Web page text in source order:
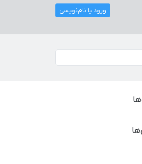
ورود یا نام‌نویسی